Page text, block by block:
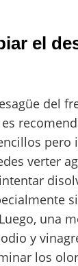
el
del
pero
verter
una
y
los